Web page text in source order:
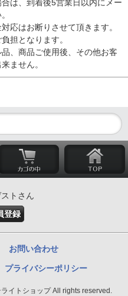
は、到着後5営業日以内にメー
応はお断りさせて頂きます。
担となります。
、商品ご使用後、その他お客
ません。
トさん
登録
お問い合わせ
プライバシーポリシー
イトショップ All rights reserved.